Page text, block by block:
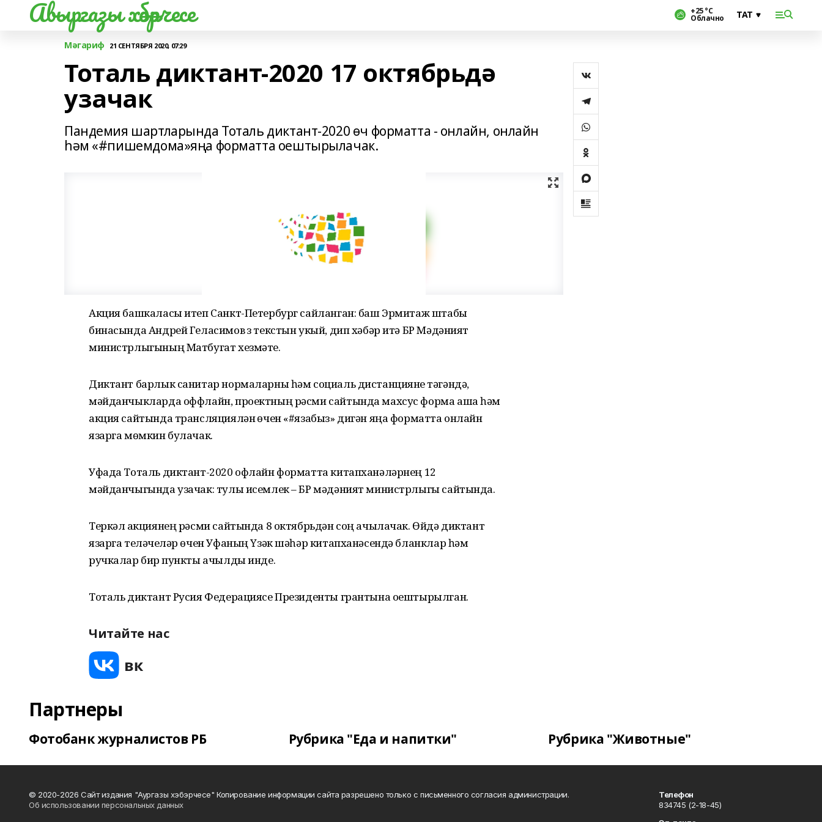
Авыргазы хәбәрчесе +25 °С
Облачно
Мәгариф 21 СЕНТЯБРЯ 2020, 07:29
Тоталь диктант-2020 17 октябрьдә
узачак
Пандемия шартларында Тоталь диктант-2020 өч форматта - онлайн, онлайн
һәм «#пишемдома»яңа форматта оештырылачак.
Акция башкаласы итеп Санкт-Петербург сайланган: баш Эрмитаж штабы
бинасында Андрей Геласимов үз текстын укый, дип хәбәр итә БР Мәдәният
министрлыгының Матбугат хезмәте.
Диктант барлык санитар нормаларны һәм социаль дистанцияне үтәгәндә,
мәйданчыкларда оффлайн, проектның рәсми сайтында махсус форма аша һәм
акция сайтында трансляцияләнү өчен «#язабыз» дигән яңа форматта онлайн
язарга мөмкин булачак.
Уфада Тоталь диктант-2020 офлайн форматта китапханәләрнең 12
мәйданчыгында узачак: тулы исемлек – БР мәдәният министрлыгы сайтында.
Теркәлү акциянең рәсми сайтында 8 октябрьдән соң ачылачак. Өйдә диктант
язарга теләүчеләр өчен Уфаның Үзәк шәһәр китапханәсендә бланклар һәм
ручкалар бирү пункты ачылды инде.
Тоталь диктант Русия Федерациясе Президенты грантына оештырылган.
Читайте нас
Партнеры
Фотобанк журналистов РБ Рубрика "Еда и напитки" Рубрика "Животные"
© 2020-2026 Сайт издания "Аургазы хэбэрчесе" Копирование информации сайта разрешено только с письменного согласия администрации.
Об использовании персональных данных
Телефон
834745 (2-18-45)